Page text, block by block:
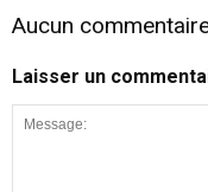
Aucun
Laisser un